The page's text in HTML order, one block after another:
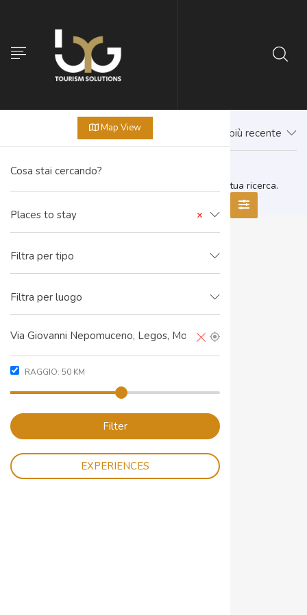
Map View
×
Places to stay
Filtra per tipo
Filtra per luogo
RAGGIO: 50 KM
Filter
EXPERIENCES
Prima il più recente
Non sono presenti offerte corrispondenti alla tua ricerca.